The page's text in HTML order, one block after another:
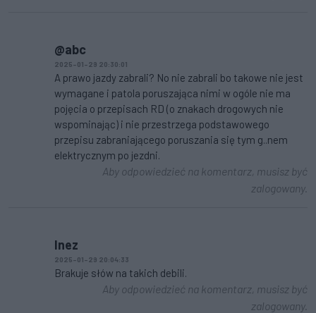
@abc
2025-01-29 20:30:01
A prawo jazdy zabrali? No nie zabrali bo takowe nie jest
wymagane i patola poruszająca nimi w ogóle nie ma
pojęcia o przepisach RD (o znakach drogowych nie
wspominając) i nie przestrzega podstawowego
przepisu zabraniającego poruszania się tym g..nem
elektrycznym po jezdni.
Aby odpowiedzieć na komentarz, musisz być
zalogowany.
Inez
2025-01-29 20:04:33
Brakuje słów na takich debili.
Aby odpowiedzieć na komentarz, musisz być
zalogowany.